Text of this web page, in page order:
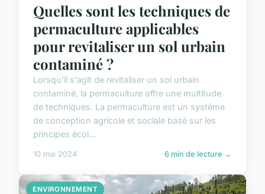
Quelles sont les techniques de
permaculture applicables
pour revitaliser un sol urbain
contaminé ?
Lorsqu'il s'agit de revitaliser un sol urbain
contaminé, la permaculture offre une multitude
de techniques. La permaculture est un système
de conception agricole et sociale basé sur les
principes écol...
10 mai 2024 6 min de lecture →
ENVIRONNEMENT